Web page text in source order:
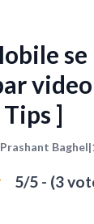
se
]
Baghel|
5/5 - (3